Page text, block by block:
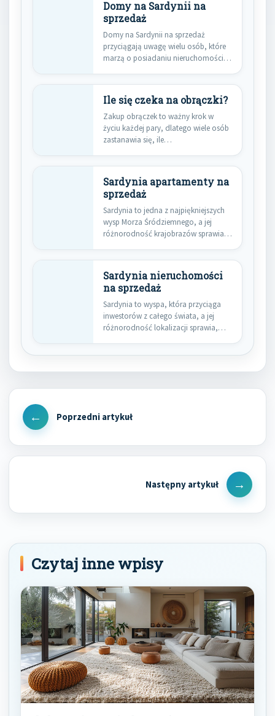
Domy na Sardynii na
sprzedaż
Domy na Sardynii na sprzedaż
przyciągają uwagę wielu osób, które
marzą o posiadaniu nieruchomości
Ile się czeka na obrączki?
Zakup obrączek to ważny krok w
życiu każdej pary, dlatego wiele osób
zastanawia się, ile…
Sardynia apartamenty na
sprzedaż
Sardynia to jedna z najpiękniejszych
wysp Morza Śródziemnego, a jej
różnorodność krajobrazów sprawia,
Sardynia nieruchomości
na sprzedaż
Sardynia to wyspa, która przyciąga
inwestorów z całego świata, a jej
różnorodność lokalizacji sprawia,
Nawigacja
wpisu
Previous
Next
Post
Czytaj inne wpisy